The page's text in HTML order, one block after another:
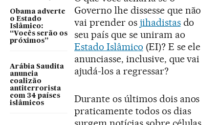
Obama adverte
o Estado
Islâmico:
“Vocês serão os
próximos”
Arábia Saudita
anuncia
coalizão
antiterrorista
com 34 países
islâmicos
Governo lhe dissesse que não
vai prender os jihadistasdo
seu país que se uniram ao
Estado Islâmico (EI)? E se ele
anunciasse, inclusive, que vai
ajudá-los a regressar?
Durante os últimos dois anos
praticamente todos os dias